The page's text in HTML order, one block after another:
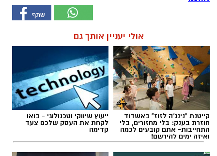
אולי יעניין אותך גם
קייטנת "נינג'ה לזוז" באשדוד
חוזרת בענק: בלי מחזורים, בלי
התחייבות- אתם קובעים לכמה
ואיזה ימים להירשם!
ייעוץ שיווקי וטכנולוגי - בואו
לקחת את העסק שלכם צעד
קדימה